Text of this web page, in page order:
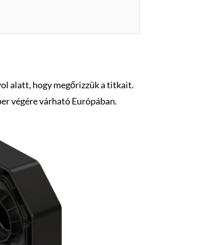
alatt, hogy megőrizzük a titkait.
végére várható Európában.